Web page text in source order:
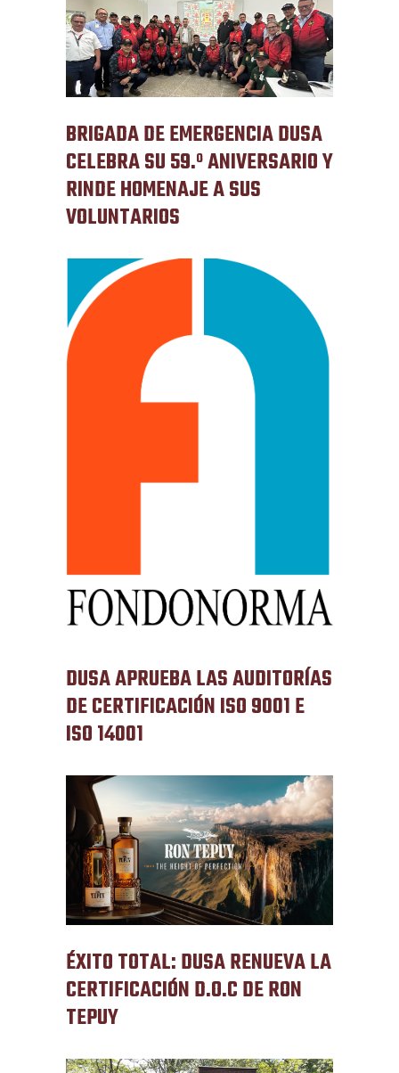
BRIGADA DE EMERGENCIA DUSA
CELEBRA SU 59.º ANIVERSARIO Y
RINDE HOMENAJE A SUS
VOLUNTARIOS
DUSA APRUEBA LAS AUDITORÍAS
DE CERTIFICACIÓN ISO 9001 E
ISO 14001
ÉXITO TOTAL: DUSA RENUEVA LA
CERTIFICACIÓN D.O.C DE RON
TEPUY